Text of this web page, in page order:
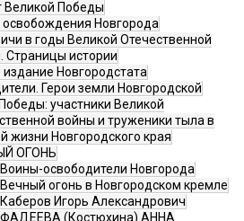
Великой Победы
Новгорода
в годы Великой Отечественной
Страницы истории
издание Новгородстата
Герои земли Новгородской
участники Великой
войны и труженики тыла в
жизни Новгородского края
ОГОНЬ
Воины-освободители Новгорода
Вечный огонь в Новгородском кремле
Каберов Игорь Александрович
ФАДЕЕВА (Костюхина) АННА